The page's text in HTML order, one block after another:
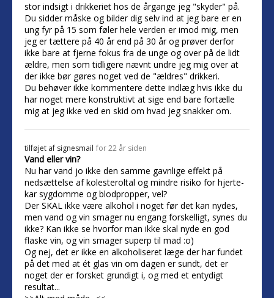
stor indsigt i drikkeriet hos de årgange jeg "skyder" på.
Du sidder måske og bilder dig selv ind at jeg bare er en
ung fyr på 15 som føler hele verden er imod mig, men
jeg er tættere på 40 år end på 30 år og prøver derfor
ikke bare at fjerne fokus fra de unge og over på de lidt
ældre, men som tidligere nævnt undre jeg mig over at
der ikke bør gøres noget ved de "ældres" drikkeri.
Du behøver ikke kommentere dette indlæg hvis ikke du
har noget mere konstruktivt at sige end bare fortælle
mig at jeg ikke ved en skid om hvad jeg snakker om.
tilføjet af signesmail for 22 år siden
Vand eller vin?
Nu har vand jo ikke den samme gavnlige effekt på
nedsættelse af kolesteroltal og mindre risiko for hjerte-
kar sygdomme og blodpropper, vel?
Der SKAL ikke være alkohol i noget før det kan nydes,
men vand og vin smager nu engang forskelligt, synes du
ikke? Kan ikke se hvorfor man ikke skal nyde en god
flaske vin, og vin smager superp til mad :o)
Og nej, det er ikke en alkoholiseret læge der har fundet
på det med at ét glas vin om dagen er sundt, det er
noget der er forsket grundigt i, og med et entydigt
resultat...